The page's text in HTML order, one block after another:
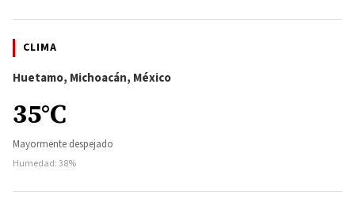
CLIMA
Huetamo, Michoacán, México
35°C
Mayormente despejado
Humedad: 38%